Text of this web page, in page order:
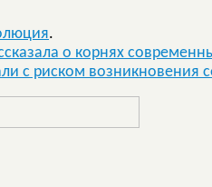
.
о корнях
с риском возникновения